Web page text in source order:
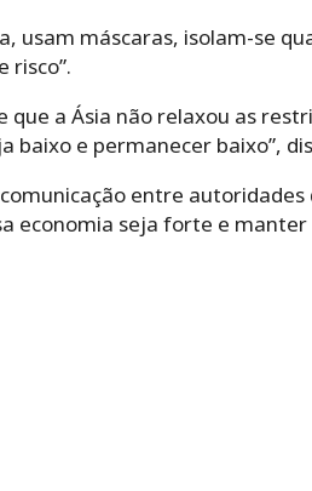
usam máscaras, isolam-se
risco”.
que a Ásia não relaxou as
baixo e permanecer baixo”,
entre
economia seja forte e